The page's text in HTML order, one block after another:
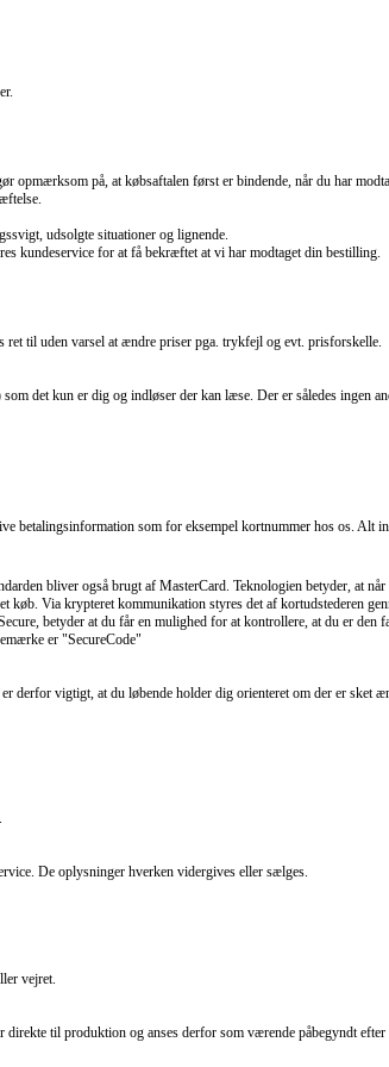
på, at købsaftalen først er bindende, når du har
udsolgte situationer og lignende.
kundeservice for at få bekræftet at vi har modtaget din bestilling.
til uden varsel at ændre priser pga. trykfejl og evt. prisforskelle.
det kun er dig og indløser der kan læse. Der er således ingen
som for eksempel kortnummer hos os. Alt
bliver også brugt af MasterCard. Teknologien betyder, at
Via krypteret kommunikation styres det af kortudstederen
betyder at du får en mulighed for at kontrollere, at du er
er "SecureCode"
derfor vigtigt, at du løbende holder dig orienteret om der er sket
De oplysninger hverken vidergives eller sælges.
vejret.
til produktion og anses derfor som værende påbegyndt